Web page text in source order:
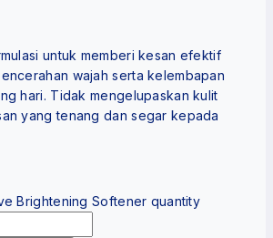
untuk memberi kesan efektif
wajah serta kelembapan
hari. Tidak mengelupaskan kulit
yang tenang dan segar kepada
Brightening Softener quantity